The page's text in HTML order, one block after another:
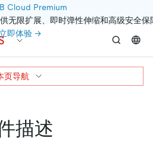
Cloud Premium
无限扩展、即时弹性伸缩和高级安全保
立即体验 →
描述
页导航